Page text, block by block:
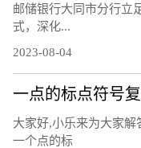
邮储银行大同市分行立
式，深化...
2023-08-04
一点的标点符号
大家好,小乐来为大家解
一个点的标